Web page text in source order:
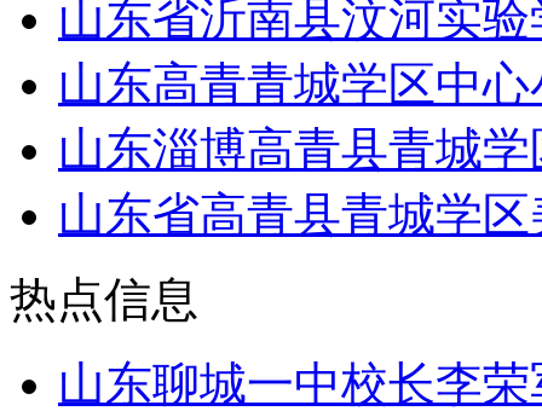
山东省沂南县汶河实
山东高青青城学区中
山东淄博高青县青城
山东省高青县青城学
热点信息
山东聊城一中校长李